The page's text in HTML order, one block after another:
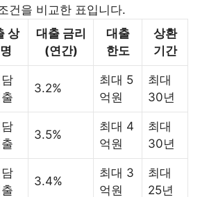
건을 비교한 표입니다.
상
대출 금리
(연간)
대출
한도
상환
기간
3.2%
최대 5
억원
최대
30년
3.5%
최대 4
억원
최대
30년
3.4%
최대 3
억원
최대
25년